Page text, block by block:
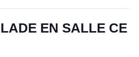
EN SALLE CE